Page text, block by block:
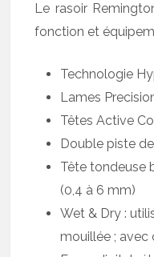
Le rasoir
fonction et
Technologie
Lames
Têtes Active
Double piste
Tête tondeuse
(0,4 à 6 mm)
Wet & Dry :
mouillée ; avec